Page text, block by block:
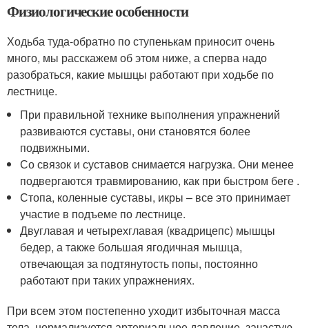
Физиологические особенности
Ходьба туда-обратно по ступенькам приносит очень
много, мы расскажем об этом ниже, а сперва надо
разобраться, какие мышцы работают при ходьбе по
лестнице.
При правильной технике выполнения упражнений
развиваются суставы, они становятся более
подвижными.
Со связок и суставов снимается нагрузка. Они менее
подвергаются травмированию, как при быстром беге .
Стопа, коленные суставы, икры – все это принимает
участие в подъеме по лестнице.
Двуглавая и четырехглавая (квадрицепс) мышцы
бедер, а также большая ягодичная мышца,
отвечающая за подтянутость попы, постоянно
работают при таких упражнениях.
При всем этом постепенно уходит избыточная масса